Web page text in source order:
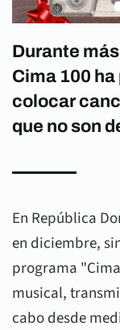
Durante
Cima 100
colocar
que no son
En República
en diciembre,
programa
musical,
cabo desde